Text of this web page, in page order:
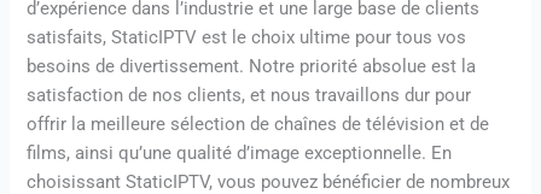
d’expérience dans l’industrie et une large base de clients
satisfaits, StaticIPTV est le choix ultime pour tous vos
besoins de divertissement. Notre priorité absolue est la
satisfaction de nos clients, et nous travaillons dur pour
offrir la meilleure sélection de chaînes de télévision et de
films, ainsi qu’une qualité d’image exceptionnelle. En
choisissant StaticIPTV, vous pouvez bénéficier de nombreux